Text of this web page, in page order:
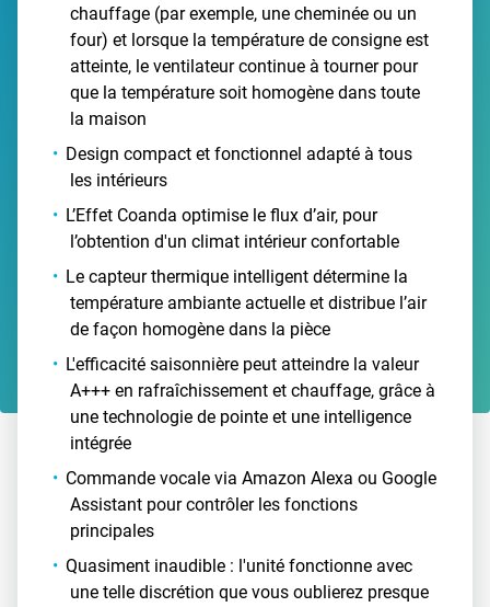
chauffage (par exemple, une cheminée ou un
four) et lorsque la température de consigne est
atteinte, le ventilateur continue à tourner pour
que la température soit homogène dans toute
la maison
Design compact et fonctionnel adapté à tous
les intérieurs
L’Effet Coanda optimise le flux d’air, pour
l’obtention d'un climat intérieur confortable
Le capteur thermique intelligent détermine la
température ambiante actuelle et distribue l’air
de façon homogène dans la pièce
L'efficacité saisonnière peut atteindre la valeur
A+++ en rafraîchissement et chauffage, grâce à
une technologie de pointe et une intelligence
intégrée
Commande vocale via Amazon Alexa ou Google
Assistant pour contrôler les fonctions
principales
Quasiment inaudible : l'unité fonctionne avec
une telle discrétion que vous oublierez presque